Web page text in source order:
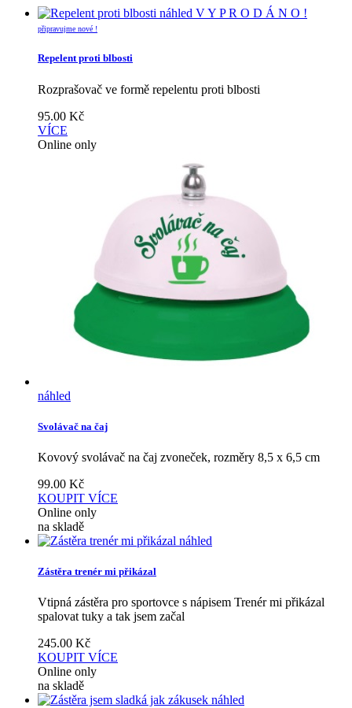
náhled V Y P R O D Á N O !
připravujme nové !
Repelent proti blbosti
Rozprašovač ve formě repelentu proti blbosti
95.00 Kč
VÍCE
Online only
náhled
Svolávač na čaj
Kovový svolávač na čaj zvoneček, rozměry 8,5 x 6,5 cm
99.00 Kč
KOUPIT VÍCE
Online only
na skladě
náhled
Zástěra trenér mi přikázal
Vtipná zástěra pro sportovce s nápisem Trenér mi přikázal
spalovat tuky a tak jsem začal
245.00 Kč
KOUPIT VÍCE
Online only
na skladě
náhled